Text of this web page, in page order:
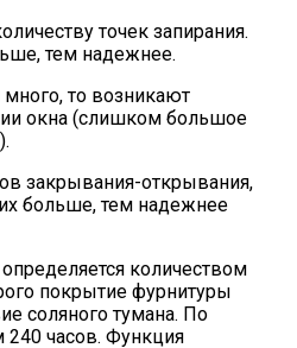
точек запирания.
тем надежнее.
то возникают
окна (слишком большое
закрывания-открывания,
больше, тем надежнее
количеством
покрытие фурнитуры
соляного тумана. По
240 часов. Функция